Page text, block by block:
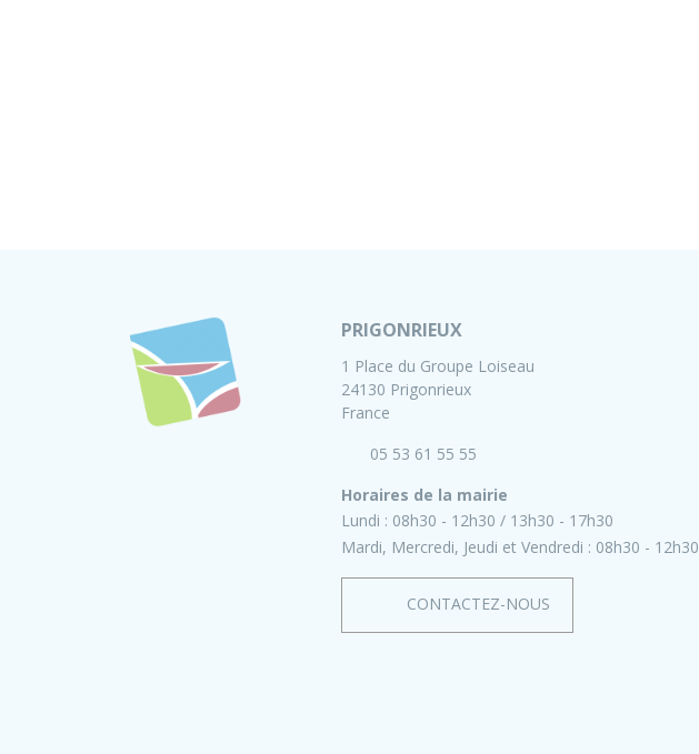
PRIGONRIEUX
1 Place du Groupe Loiseau
24130 Prigonrieux
France
05 53 61 55 55
Horaires de la mairie
Lundi : 08h30 - 12h30
13h30 - 17h30
Mardi, Mercredi, Jeudi et Vendredi : 08h30 - 12h30
CONTACTEZ-NOUS